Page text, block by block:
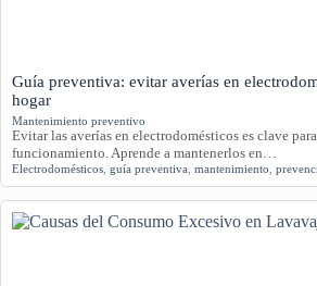
Guía preventiva: evitar averías en
hogar
Mantenimiento preventivo
Evitar las averías en electrodomésticos es clave
funcionamiento. Aprende a mantenerlos en…
Electrodomésticos guía preventiva mantenimiento